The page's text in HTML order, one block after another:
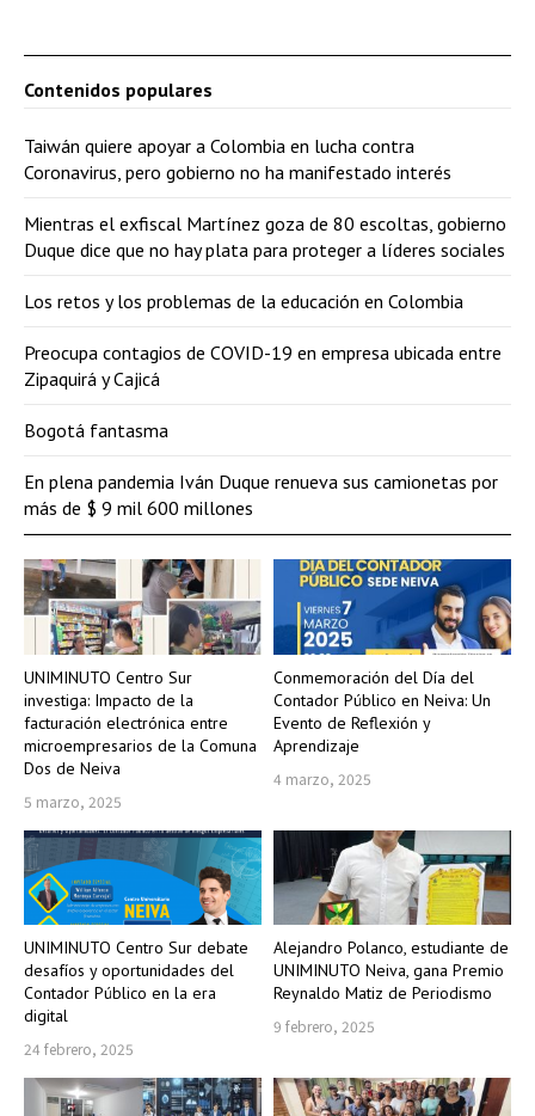
UNIMINUTO Centro Sur
investiga: Impacto de la
facturación electrónica entre
microempresarios de la Comuna
Dos de Neiva
5 marzo, 2025
Conmemoración del Día del
Contador Público en Neiva: Un
Evento de Reflexión y
Aprendizaje
4 marzo, 2025
UNIMINUTO Centro Sur debate
desafíos y oportunidades del
Contador Público en la era
digital
24 febrero, 2025
Alejandro Polanco, estudiante de
UNIMINUTO Neiva, gana Premio
Reynaldo Matiz de Periodismo
9 febrero, 2025
Contenidos populares
Taiwán quiere apoyar a Colombia en lucha contra
Coronavirus, pero gobierno no ha manifestado interés
Mientras el exfiscal Martínez goza de 80 escoltas, gobierno
Duque dice que no hay plata para proteger a líderes sociales
Los retos y los problemas de la educación en Colombia
Preocupa contagios de COVID-19 en empresa ubicada entre
Zipaquirá y Cajicá
Bogotá fantasma
En plena pandemia Iván Duque renueva sus camionetas por
más de $ 9 mil 600 millones